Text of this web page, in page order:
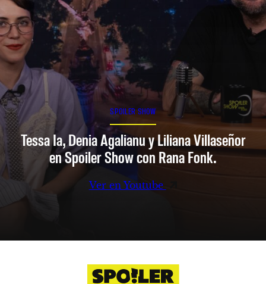
SPOILER SHOW
Tessa Ia, Denia Agalianu y Liliana Villaseñor
en Spoiler Show con Rana Fonk.
Ver en Youtube